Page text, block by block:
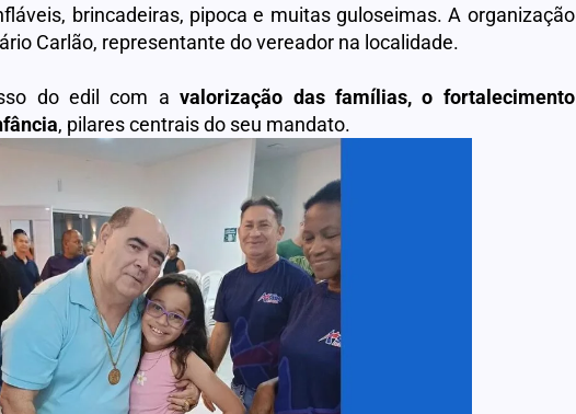
brincadeiras, pipoca e muitas guloseimas. A organização
Carlão, representante do vereador na localidade.
do edil com avalorização das famílias, o fortalecimento
, pilares centrais do seu mandato.